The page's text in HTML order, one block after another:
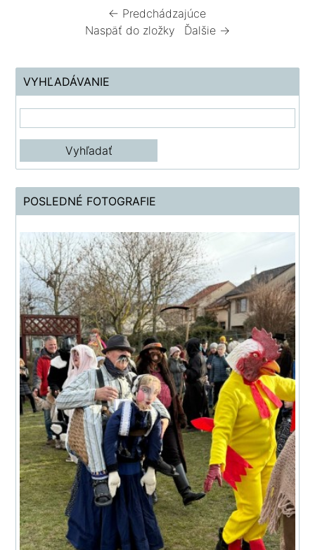
← Predchádzajúce
Naspäť do zložky
Ďalšie →
VYHĽADÁVANIE
POSLEDNÉ FOTOGRAFIE